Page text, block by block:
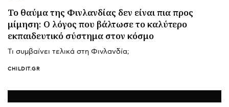
Το θαύμα της Φινλανδίας δεν είναι πια προς
μίμηση: Ο λόγος που βάλτωσε το καλύτερο
εκπαιδευτικό σύστημα στον κόσμο
Tι συμβαίνει τελικά στη Φινλανδία;
CHILDIT.GR